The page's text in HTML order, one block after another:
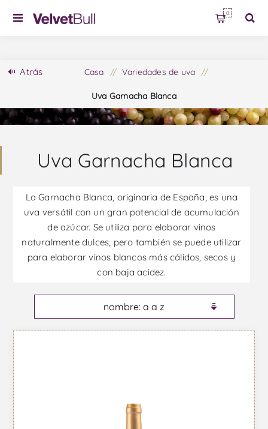
0
Atrás Casa / Variedades de uva /
Uva Garnacha Blanca
Uva Garnacha Blanca
La Garnacha Blanca, originaria de España, es una
uva versátil con un gran potencial de acumulación
de azúcar. Se utiliza para elaborar vinos
naturalmente dulces, pero también se puede utilizar
para elaborar vinos blancos más cálidos, secos y
con baja acidez.